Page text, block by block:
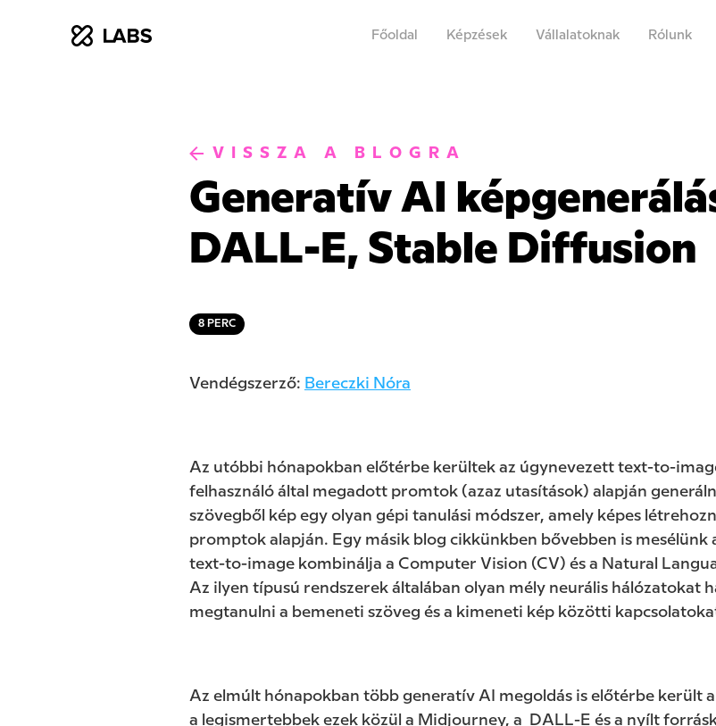
xLabs
Főoldal Képzések Vállalatoknak Rólunk
VISSZA A BLOGRA
Generatív AI
DALL-E, Stable Diffusion
8 PERC
Vendégszerző: Bereczki Nóra
Az utóbbi hónapokban előtérbe kerültek az úgynevezett text-to-
felhasználó által megadott promtok (azaz utasítások) alapján
szövegből kép egy olyan gépi tanulási módszer, amely képes
promptok alapján. Egy másik blog cikkünkben bővebben is mesélünk
text-to-image kombinálja a Computer Vision (CV) és a Natural
Az ilyen típusú rendszerek általában olyan mély neurális hálózatokat
megtanulni a bemeneti szöveg és a kimeneti kép közötti
Az elmúlt hónapokban több generatív AI megoldás is előtérbe került
a legismertebbek ezek közül a Midjourney, a DALL-E és a nyílt